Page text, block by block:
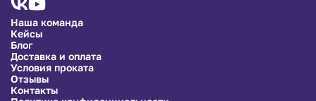
Наша команда
Кейсы
Блог
Доставка и оплата
Условия проката
Отзывы
Контакты